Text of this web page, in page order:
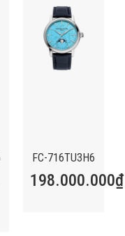
FC-716TU3H6
198.000.000₫